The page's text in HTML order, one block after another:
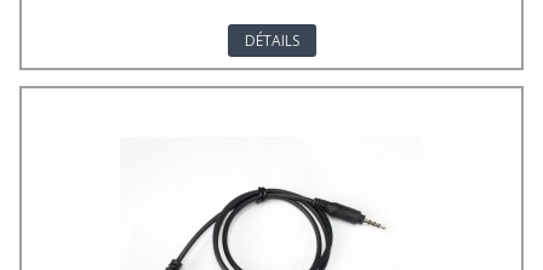
DÉTAILS